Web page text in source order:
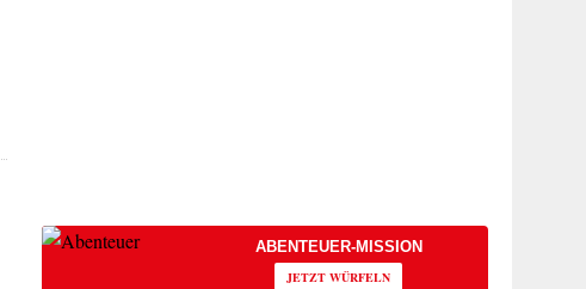
ABENTEUER-MISSION
JETZT WÜRFELN